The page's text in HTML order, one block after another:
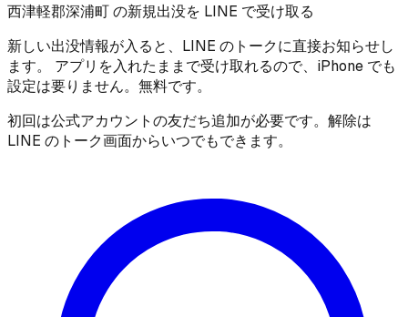
西津軽郡深浦町 の新規出没を LINE で受け取る
新しい出没情報が入ると、LINE のトークに直接お知らせし
ます。 アプリを入れたままで受け取れるので、iPhone でも
設定は要りません。無料です。
初回は公式アカウントの友だち追加が必要です。解除は
LINE のトーク画面からいつでもできます。